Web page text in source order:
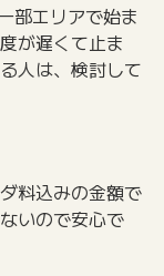
部エリアで始ま
が遅くて止ま
人は、検討して
料込みの金額で
いので安心で